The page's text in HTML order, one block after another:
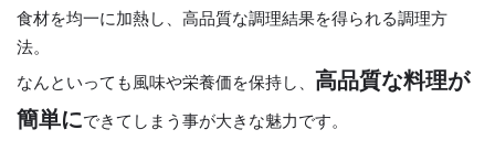
食材を均一に加熱し、高品質な調理結果を得られる調理方
法。
なんといっても風味や栄養価を保持し、 高品質な料理が
簡単にできてしまう事が大きな魅力です。